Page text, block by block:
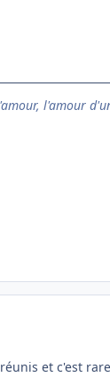
l'amour
et c'est